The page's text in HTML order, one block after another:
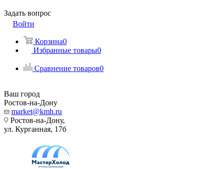
Задать вопрос
Войти
Корзина0
Избранные товары0
Сравнение товаров0
Ваш город
Ростов-на-Дону
market@kmh.ru
Ростов-на-Дону,
ул. Курганная, 17б